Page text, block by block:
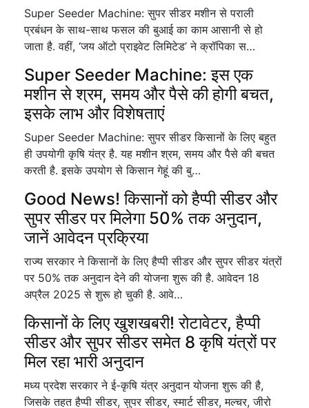
Super Seeder Machine: सुपर सीडर मशीन से पराली
प्रबंधन के साथ-साथ फसल की बुआई का काम आसानी से हो
जाता है. वहीं, ‘जय ऑटो प्राइवेट लिमिटेड’ ने क्रॉपिका स…
Super Seeder Machine: इस एक
मशीन से श्रम, समय और पैसे की होगी बचत,
इसके लाभ और विशेषताएं
Super Seeder Machine: सुपर सीडर किसानों के लिए बहुत
ही उपयोगी कृषि यंत्र है. यह मशीन श्रम, समय और पैसे की बचत
करती है. इसके उपयोग से किसान गेहूं की बु…
Good News! किसानों को हैप्पी सीडर और
सुपर सीडर पर मिलेगा 50% तक अनुदान,
जानें आवेदन प्रक्रिया
राज्य सरकार ने किसानों के लिए हैप्पी सीडर और सुपर सीडर यंत्रों
पर 50% तक अनुदान देने की योजना शुरू की है. आवेदन 18
अप्रैल 2025 से शुरू हो चुकी है. आवे…
किसानों के लिए खुशखबरी! रोटावेटर, हैप्पी
सीडर और सुपर सीडर समेत 8 कृषि यंत्रों पर
मिल रहा भारी अनुदान
मध्य प्रदेश सरकार ने ई-कृषि यंत्र अनुदान योजना शुरू की है,
जिसके तहत हैप्पी सीडर, सुपर सीडर, स्मार्ट सीडर, मल्चर, जीरो